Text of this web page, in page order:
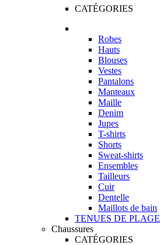
CATÉGORIES
Robes
Hauts
Blouses
Vestes
Pantalons
Manteaux
Maille
Denim
Jupes
T-shirts
Shorts
Sweat-shirts
Ensembles
Tailleurs
Cuir
Dentelle
Maillots de bain
TENUES DE PLAGE
Chaussures
CATÉGORIES